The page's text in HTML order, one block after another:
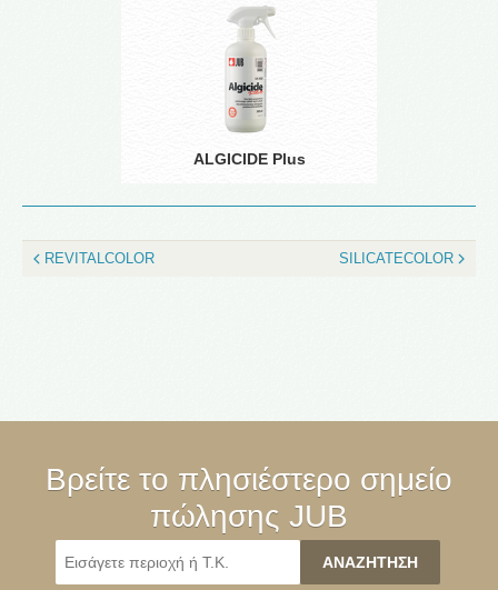
ALGICIDE Plus
REVITALCOLOR SILICATECOLOR
Βρείτε το πλησιέστερο σημείο
πώλησης JUB